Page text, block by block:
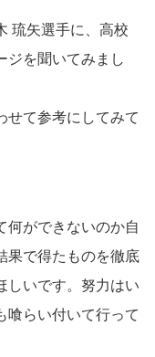
琉矢選手に、高校
ジを聞いてみまし
せて参考にしてみて
何ができないのか自
果で得たものを徹底
しいです。努力はい
喰らい付いて行って